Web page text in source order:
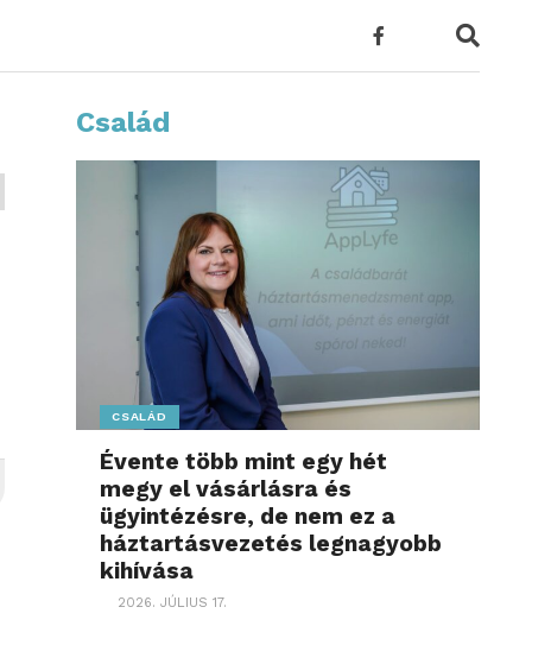
Család
CSALÁD
Évente több mint egy hét
megy el vásárlásra és
ügyintézésre, de nem ez a
háztartásvezetés legnagyobb
kihívása
2026. JÚLIUS 17.